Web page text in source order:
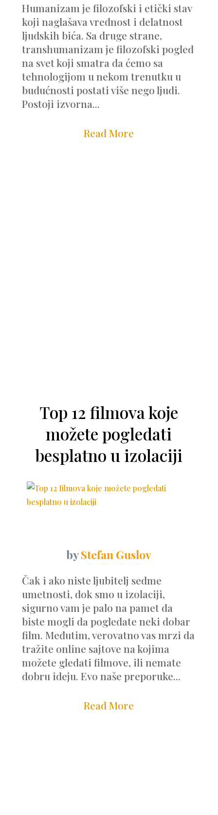
Humanizam je filozofski i etički stav
koji naglašava vrednost i delatnost
ljudskih bića. Sa druge strane,
transhumanizam je filozofski pogled
na svet koji smatra da ćemo sa
tehnologijom u nekom trenutku u
budućnosti postati više nego ljudi.
Postoji izvorna...
Read More
Top 12 filmova koje
možete pogledati
besplatno u izolaciji
byStefan Guslov
Čak i ako niste ljubitelj sedme
umetnosti, dok smo u izolaciji,
sigurno vam je palo na pamet da
biste mogli da pogledate neki dobar
film. Međutim, verovatno vas mrzi da
tražite online sajtove na kojima
možete gledati filmove, ili nemate
dobru ideju. Evo naše preporuke...
Read More